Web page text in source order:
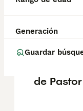
Generación
Guardar
de